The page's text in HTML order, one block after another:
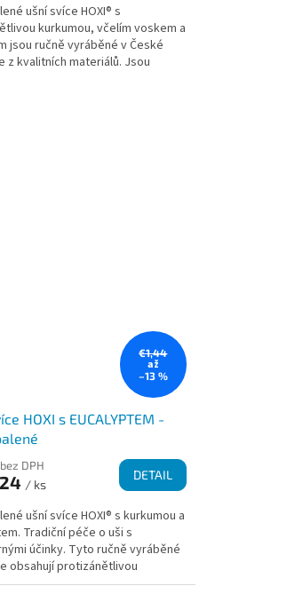
ušní svíce HOXI® s
kurkumou, včelím voskem a
jsou ručně vyráběné v České
z kvalitních materiálů. Jsou
€1,44
až
–13 %
HOXI s EUCALYPTEM -
DPH
/ ks
DETAIL
ušní svíce HOXI® s kurkumou a
Tradiční péče o uši s
účinky. Tyto ručně vyráběné
obsahují protizánětlivou
včelí vosk a...